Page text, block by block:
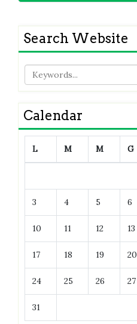
Search Website
Calendar
L M M G
3 4 5 6
10 11 12 13
17 18 19 20
24 25 26 27
31